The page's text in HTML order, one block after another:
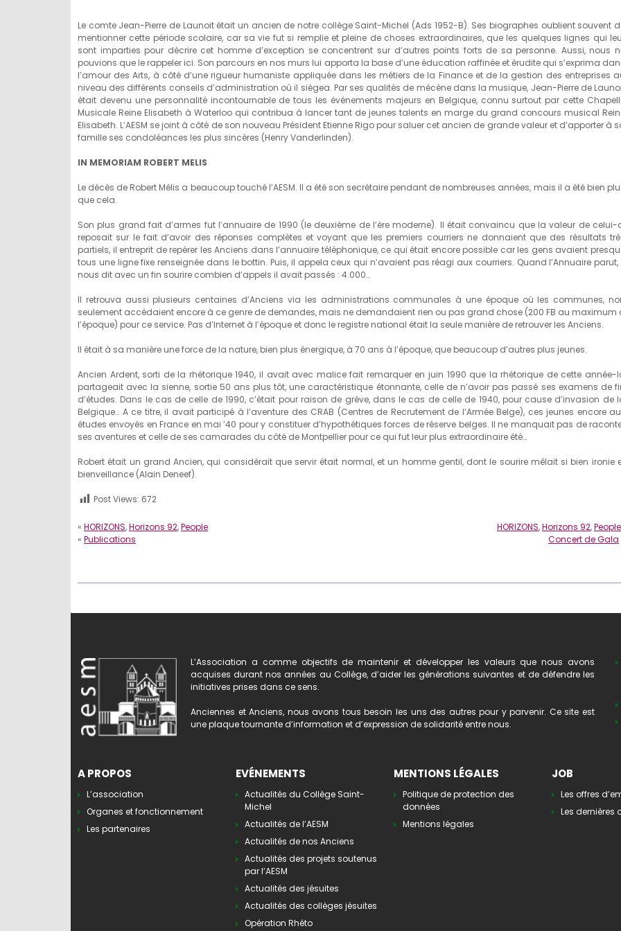
Le comte Jean-Pierre de Launoit était un ancien de notre collège Saint-Michel (Ads 1952-B). Ses biographes oublient souvent
mentionner cette période scolaire, car sa vie fut si remplie et pleine de choses extraordinaires, que les quelques lignes qui
sont imparties pour décrire cet homme d’exception se concentrent sur d’autres points forts de sa personne. Aussi, nous
pouvions que le rappeler ici. Son parcours en nos murs lui apporta la base d’une éducation raffinée et érudite qui s’exprima
l’amour des Arts, à côté d’une rigueur humaniste appliquée dans les métiers de la Finance et de la gestion des entreprises
niveau des différents conseils d’administration où il siégea. Par ses qualités de mécène dans la musique, Jean-Pierre de
était devenu une personnalité incontournable de tous les événements majeurs en Belgique, connu surtout par cette
Musicale Reine Elisabeth à Waterloo qui contribua à lancer tant de jeunes talents en marge du grand concours musical
Elisabeth. L’AESM se joint à côté de son nouveau Président Etienne Rigo pour saluer cet ancien de grande valeur et d’apporter à
famille ses condoléances les plus sincères (Henry Vanderlinden).
IN MEMORIAM ROBERT MELIS
Le décès de Robert Mélis a beaucoup touché l’AESM. Il a été son secrétaire pendant de nombreuses années, mais il a été bien
que cela.
Son plus grand fait d’armes fut l’annuaire de 1990 (le deuxième de l’ère moderne). Il était convaincu que la valeur de celui-
reposait sur le fait d’avoir des réponses complètes et voyant que les premiers courriers ne donnaient que des résultats
partiels, il entreprit de repérer les Anciens dans l’annuaire téléphonique, ce qui était encore possible car les gens avaient
tous une ligne fixe renseignée dans le bottin. Puis, il appela ceux qui n’avaient pas réagi aux courriers. Quand l’Annuaire parut,
nous dit avec un fin sourire combien d’appels il avait passés : 4.000…
Il retrouva aussi plusieurs centaines d’Anciens via les administrations communales à une époque où les communes,
seulement accédaient encore à ce genre de demandes, mais ne demandaient rien ou pas grand chose (200 FB au maximum
l’époque) pour ce service. Pas d’Internet à l’époque et donc le registre national était la seule manière de retrouver les Anciens.
Il était à sa manière une force de la nature, bien plus énergique, à 70 ans à l’époque, que beaucoup d’autres plus jeunes.
Ancien Ardent, sorti de la rhétorique 1940, il avait avec malice fait remarquer en juin 1990 que la rhétorique de cette année-
partageait avec la sienne, sortie 50 ans plus tôt, une caractéristique étonnante, celle de n’avoir pas passé ses examens de
d’études. Dans le cas de celle de 1990, c’était pour raison de grève, dans le cas de celle de 1940, pour cause d’invasion de
Belgique… A ce titre, il avait participé à l’aventure des CRAB (Centres de Recrutement de l’Armée Belge), ces jeunes encore
études envoyés en France en mai ’40 pour y constituer d’hypothétiques forces de réserve belges. Il ne manquait pas de
ses aventures et celle de ses camarades du côté de Montpellier pour ce qui fut leur plus extraordinaire été…
Robert était un grand Ancien, qui considérait que servir était normal, et un homme gentil, dont le sourire mêlait si bien ironie
bienveillance (Alain Deneef).
Post Views: 672
« HORIZONS,Horizons 92,People
« Publications
HORIZONS,Horizons 92,People
Concert de Gala
L’Association a comme objectifs de maintenir et développer les valeurs que nous avons
acquises durant nos années au Collège, d’aider les générations suivantes et de défendre les
initiatives prises dans ce sens.
Anciennes et Anciens, nous avons tous besoin les uns des autres pour y parvenir. Ce site est
une plaque tournante d’information et d’expression de solidarité entre nous.
A PROPOS
L’association
Organes et fonctionnement
Les partenaires
EVÉNEMENTS
Actualités du Collège Saint-
Michel
Actualités de l’AESM
Actualités de nos Anciens
Actualités des projets soutenus
par l’AESM
Actualités des jésuites
Actualités des collèges jésuites
Opération Rhéto
MENTIONS LÉGALES
Politique de protection des
données
Mentions légales
JOB
Les offres
Les dernières